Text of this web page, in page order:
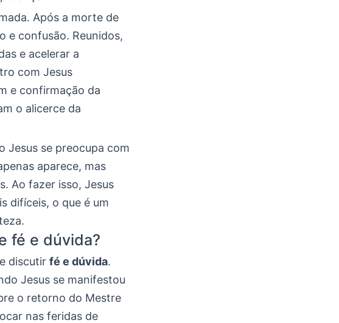
Após a morte de
e confusão. Reunidos,
e acelerar a
com Jesus
e confirmação da
o alicerce da
Jesus se preocupa com
aparece, mas
Ao fazer isso, Jesus
difíceis, o que é um
fé e dúvida?
discutir fé e dúvida.
Jesus se manifestou
o retorno do Mestre
nas feridas de